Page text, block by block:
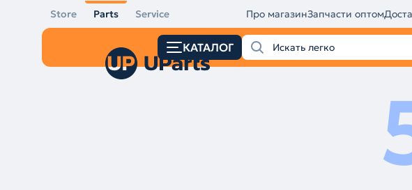
Store Parts Service Про магазинЗапчасти оптом
КАТАЛОГ